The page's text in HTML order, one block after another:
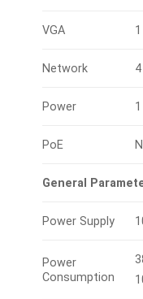
VGA
Network
Power
PoE
General
Power Supply
Power
Consumption